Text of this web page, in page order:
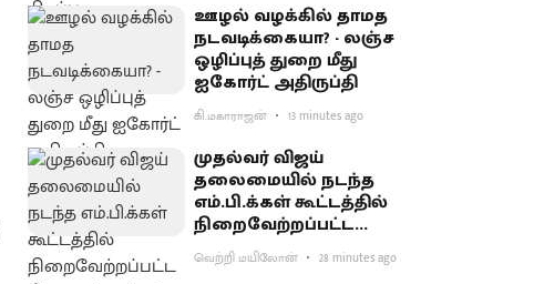
ஊழல் வழக்கில் தாமத
நடவடிக்கையா? - லஞ்ச
ஒழிப்புத் துறை மீது
ஐகோர்ட் அதிருப்தி
கி.மகாராஜன் 13 minutes ago
முதல்வர் விஜய்
தலைமையில் நடந்த
எம்.பி.க்கள் கூட்டத்தில்
நிறைவேற்றப்பட்ட
தீர்மானம் என்ன?
வெற்றி மயிலோன் 28 minutes ago